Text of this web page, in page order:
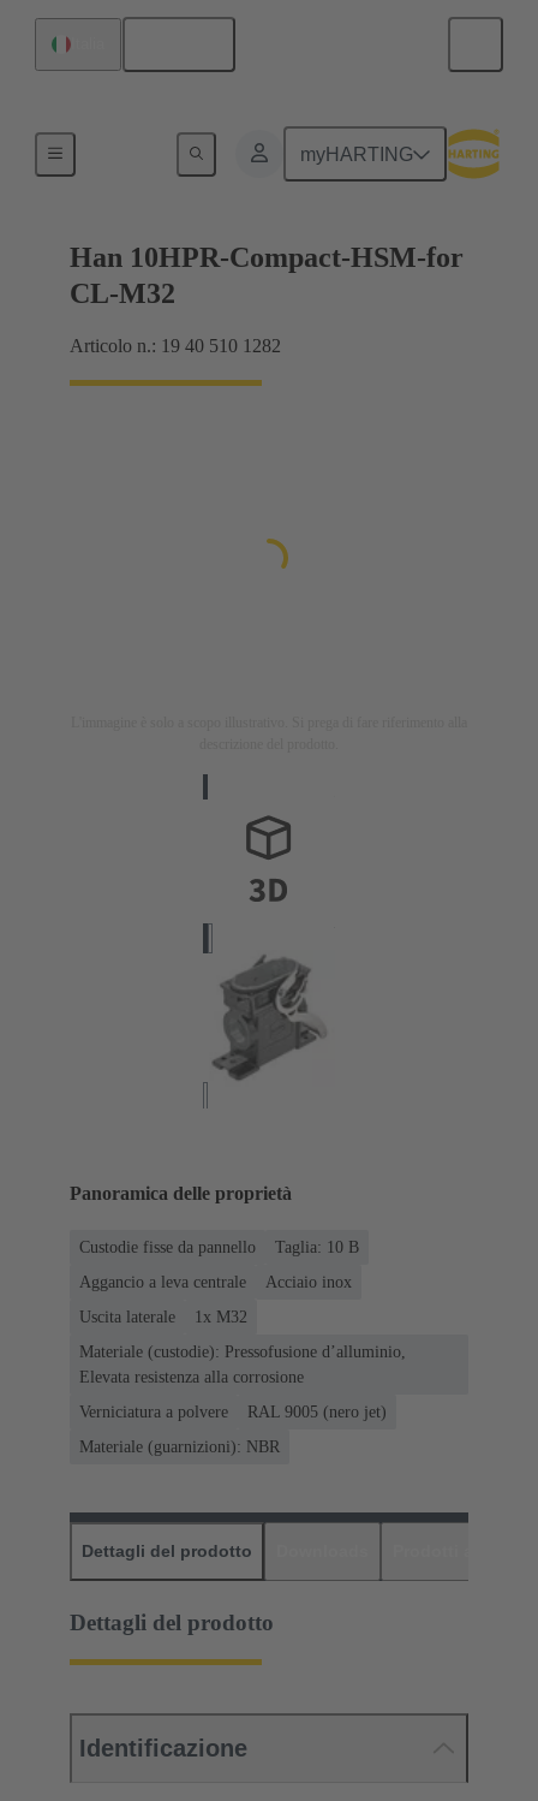
myHARTING
Per condizioni ambientali gravose
Han 10HPR-Compact-HSM-for
CL-M32
Articolo n.: 19 40 510 1282
Panoramica delle proprietà
Custodie fisse da pannello
Taglia: 10 B
Aggancio a leva centrale
Acciaio inox
Uscita laterale
1x M32
Materiale (custodie): Pressofusione d’alluminio,
Elevata resistenza alla corrosione
Verniciatura a polvere
RAL 9005 (nero jet)
Materiale (guarnizioni): NBR
Dettagli del prodotto
Dettagli del prodotto
Identificazione